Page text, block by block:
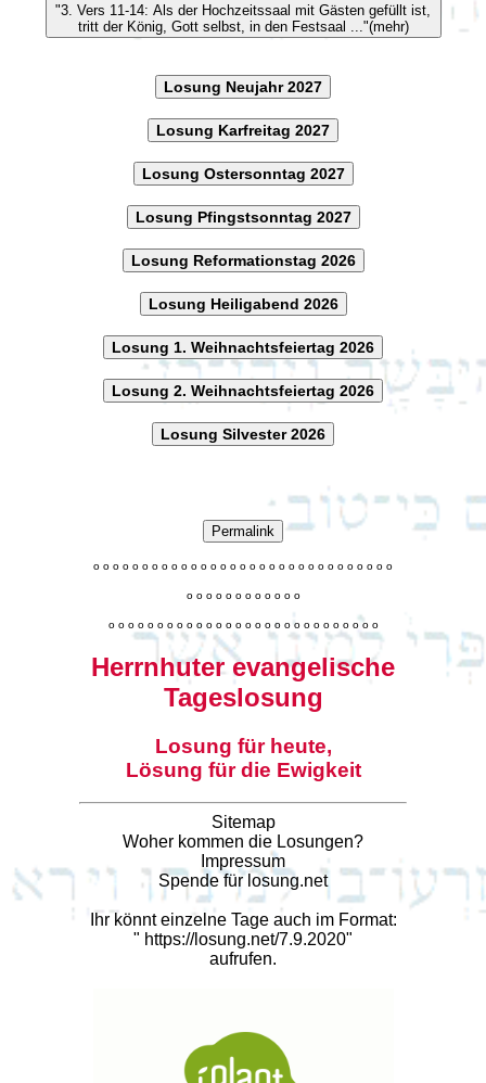
"3. Vers 11-14: Als der Hochzeitssaal mit Gästen gefüllt ist,
tritt der König, Gott selbst, in den Festsaal ..."(mehr)
Losung Neujahr 2027
Losung Karfreitag 2027
Losung Ostersonntag 2027
Losung Pfingstsonntag 2027
Losung Reformationstag 2026
Losung Heiligabend 2026
Losung 1. Weihnachtsfeiertag 2026
Losung 2. Weihnachtsfeiertag 2026
Losung Silvester 2026
Permalink
o o o o o o o o o o o o o o o o o o o o o o o o o o o o o o o
o o o o o o o o o o o o
o o o o o o o o o o o o o o o o o o o o o o o o o o o o
Herrnhuter evangelische
Tageslosung
Losung für heute,
Lösung für die Ewigkeit
Sitemap
Woher kommen die Losungen?
Impressum
Spende für losung.net
Ihr könnt einzelne Tage auch im Format:
" https://losung.net/7.9.2020"
aufrufen.